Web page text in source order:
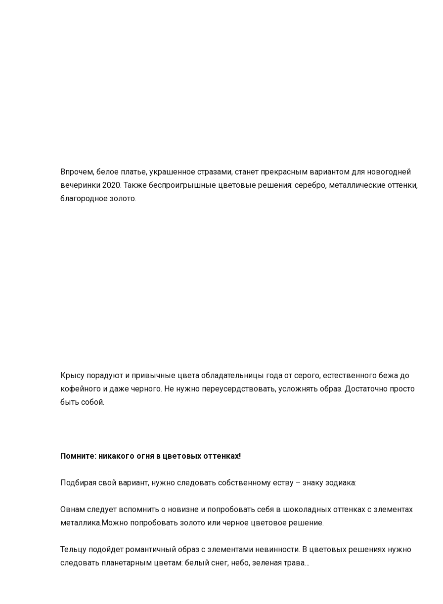
Впрочем, белое платье, украшенное стразами, станет прекрасным вариантом для новогодней
вечеринки 2020. Также беспроигрышные цветовые решения: серебро, металлические оттенки,
благородное золото.
Крысу порадуют и привычные цвета обладательницы года от серого, естественного бежа до
кофейного и даже черного. Не нужно переусердствовать, усложнять образ. Достаточно просто
быть собой.
Помните: никакого огня в цветовых оттенках!
Подбирая свой вариант, нужно следовать собственному еству – знаку зодиака:
Овнам следует вспомнить о новизне и попробовать себя в шоколадных оттенках с элементах
металлика.Можно попробовать золото или черное цветовое решение.
Тельцу подойдет романтичный образ с элементами невинности. В цветовых решениях нужно
следовать планетарным цветам: белый снег, небо, зеленая трава…